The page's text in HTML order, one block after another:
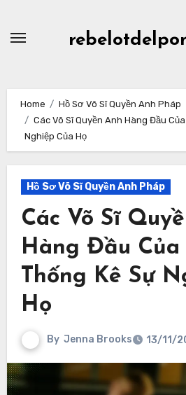
Home
Hồ Sơ Võ Sĩ Quyền Anh Pháp
Các Võ Sĩ Quyền Anh Hàng Đầu
Nghiệp Của Họ
Hồ Sơ Võ Sĩ Quyền Anh Pháp
Các Võ Sĩ
Hàng Đầu Của
Thống Kê Sự
Họ
By Jenna Brooks 13/11/